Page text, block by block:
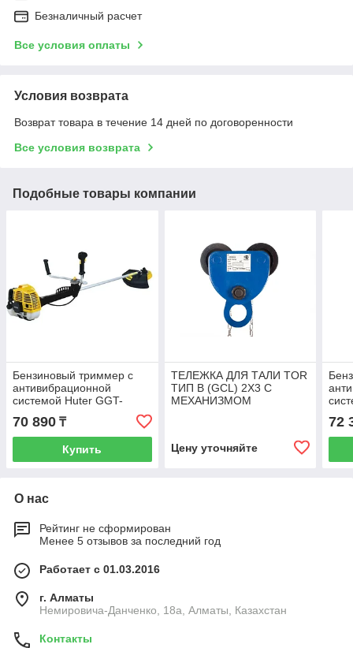
Безналичный расчет
Все условия оплаты
Условия возврата
Возврат товара в течение 14 дней по договоренности
Все условия возврата
Подобные товары компании
Бензиновый триммер с
антивибрационной
системой Huter GGT-
2900S PRO 70/2/29
70 890 ₸
Купить
ТЕЛЕЖКА ДЛЯ ТАЛИ TOR
ТИП В (GCL) 2Х3 С
МЕХАНИЗМОМ
Цену уточняйте
72
О нас
Рейтинг не сформирован
Менее 5 отзывов за последний год
Работает с 01.03.2016
г. Алматы
Немировича-Данченко, 18а, Алматы, Казахстан
Контакты